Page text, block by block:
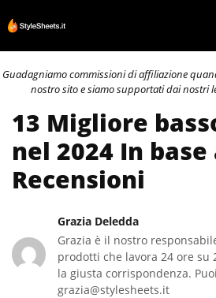
al
contenuto
Guadagniamo commissioni di affiliazione
nostro sito e siamo supportati dai nostri
13 Migliore
nel 2024 In base
Recensioni
Grazia Deledda
Grazia è il nostro
prodotti che lavora 24 ore
la giusta corrispondenza.
grazia@stylesheets.it